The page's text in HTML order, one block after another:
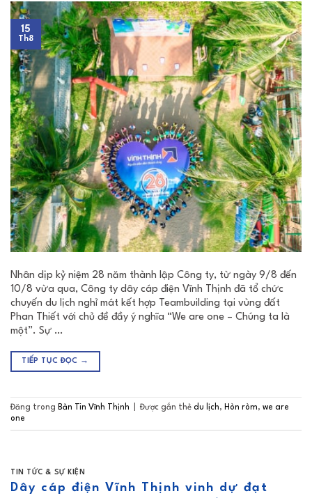
15
Th8
Nhân dịp kỷ niệm 28 năm thành lập Công ty, từ ngày 9/8 đến
10/8 vừa qua, Công ty dây cáp điện Vĩnh Thịnh đã tổ chức
chuyến du lịch nghỉ mát kết hợp Teambuilding tại vùng đất
Phan Thiết với chủ đề đầy ý nghĩa “We are one – Chúng ta là
một”. Sự …
TIẾP TỤC ĐỌC →
Đăng trong Bản Tin Vĩnh Thịnh Được gắn thẻ du lịch, Hòn ròm, we are
one
TIN TỨC & SỰ KIỆN
Dây cáp điện Vĩnh Thịnh vinh dự đạt